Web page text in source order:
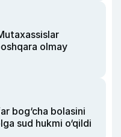
olmay
bog‘cha bolasini
sud hukmi o‘qildi